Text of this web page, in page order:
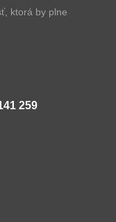
ktorá by plne
259